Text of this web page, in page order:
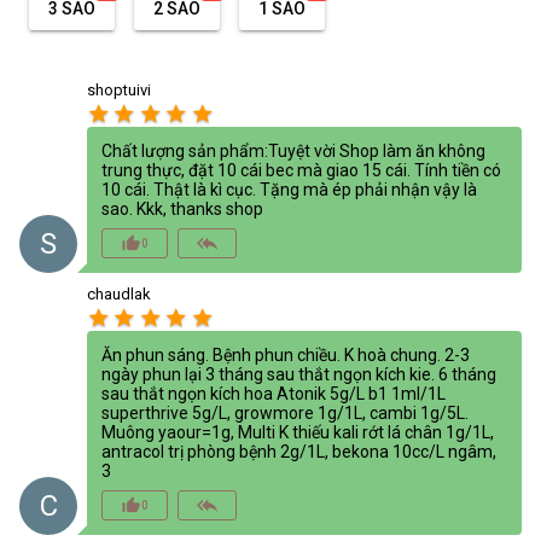
3 SAO 2 SAO 1 SAO
S
shoptuivi
star star star star star
Chất lượng sản phẩm:Tuyệt vời Shop làm ăn không
trung thực, đặt 10 cái bec mà giao 15 cái. Tính tiền có
10 cái. Thật là kì cục. Tặng mà ép phải nhận vậy là
sao. Kkk, thanks shop
thumb_up_alt0 reply_all
C
chaudlak
star star star star star
Ăn phun sáng. Bệnh phun chiều. K hoà chung. 2-3
ngày phun lại 3 tháng sau thắt ngọn kích kie. 6 tháng
sau thắt ngọn kích hoa Atonik 5g/L b1 1ml/1L
superthrive 5g/L, growmore 1g/1L, cambi 1g/5L.
Muông yaour=1g, Multi K thiếu kali rớt lá chân 1g/1L,
antracol trị phòng bệnh 2g/1L, bekona 10cc/L ngâm,
3
thumb_up_alt0 reply_all